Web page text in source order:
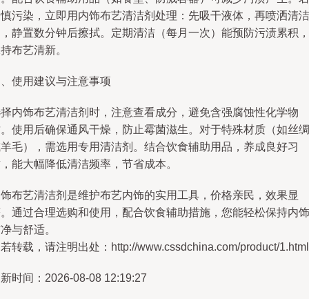
污染，立即用内饰布艺清洁剂处理：先吸干液体，再喷洒清洁
静置数分钟后擦拭。定期清洁（每月一次）能预防污渍累积，
布艺清新。
使用建议与注意事项
内饰布艺清洁剂时，注意查看成分，避免含强腐蚀性化学物
使用后确保通风干燥，防止霉菌滋生。对于特殊材质（如丝绸
毛），需选用专用清洁剂。结合饮食辅助用品，养成良好习
能大幅降低清洁频率，节省成本。
布艺清洁剂是维护布艺内饰的实用工具，价格亲民，效果显
通过合理选购和使用，配合饮食辅助措施，您能轻松保持内饰
与舒适。
转载，请注明出处：http://www.cssdchina.com/product/1.html
时间：2026-08-08 12:19:27